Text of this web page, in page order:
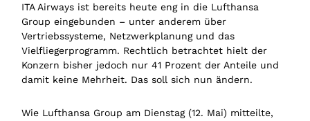
ITA Airways ist bereits heute eng in die Lufthansa
Group eingebunden – unter anderem über
Vertriebssysteme, Netzwerkplanung und das
Vielfliegerprogramm. Rechtlich betrachtet hielt der
Konzern bisher jedoch nur 41 Prozent der Anteile und
damit keine Mehrheit. Das soll sich nun ändern.
Wie Lufthansa Group am Dienstag (12. Mai) mitteilte,